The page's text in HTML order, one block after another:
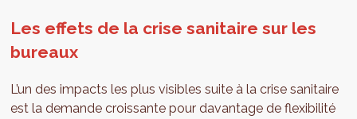
Les effets de la crise sanitaire sur les
bureaux
L’un des impacts les plus visibles suite à la crise sanitaire
est la demande croissante pour davantage de flexibilité